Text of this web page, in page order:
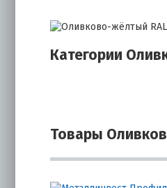
Категории
Товары